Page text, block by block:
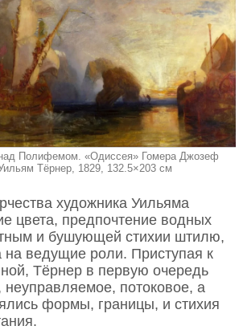
Лондона –
(Jason Hawkes)
из высокой узкой чашки и
«небесная» — несет мужскую
за аромат, широкая —
женскую энергию и отвечает за
Полифемом. «Одиссея» Гомера Джозеф
Тёрнер, 1829, 132.5×203 см
художника Уильяма
цвета, предпочтение водных
и бушующей стихии штилю,
на ведущие роли. Приступая к
Тёрнер в первую очередь
неуправляемое, потоковое, а
формы, границы, и стихия